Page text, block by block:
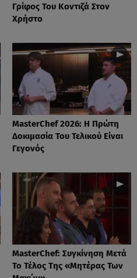
Γρίφος Του Κοντιζά Στον
Χρήστο
MasterChef 2026: Η Πρώτη
Δοκιμασία Του Τελικού Είναι
Γεγονός
MasterChef: Συγκίνηση Μετά
Το Τέλος Της «Μητέρας Των